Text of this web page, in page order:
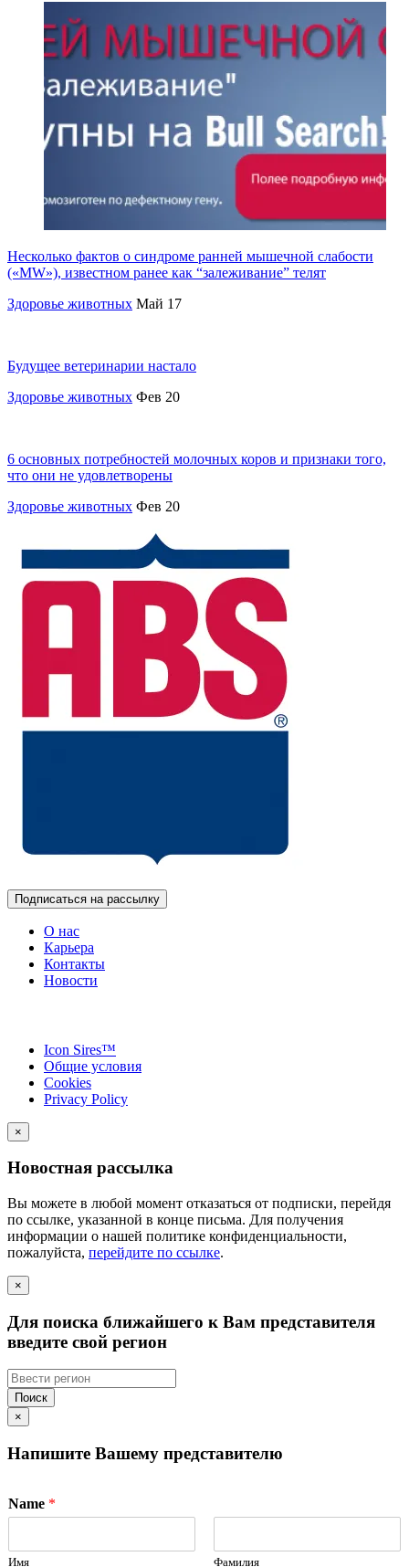
Несколько фактов о cиндроме ранней мышечной слабости
(«MW»), известном ранее как “залеживание” телят
Здоровье животных Май 17
Будущее ветеринарии настало
Здоровье животных Фев 20
6 основных потребностей молочных коров и признаки того,
что они не удовлетворены
Здоровье животных Фев 20
Подписаться на рассылку
О нас
Карьера
Контакты
Новости
Icon Sires™
Общие условия
Cookies
Privacy Policy
×
Новостная рассылка
Вы можете в любой момент отказаться от подписки, перейдя
по ссылке, указанной в конце письма. Для получения
информации о нашей политике конфиденциальности,
пожалуйста, перейдите по ссылке.
×
Для поиска ближайшего к Вам представителя
введите свой регион
Поиск
×
Напишите Вашему представителю
Name *
Имя Фамилия